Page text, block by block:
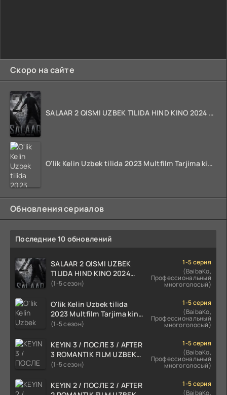
Скоро на сайте
SALAAR 2 QISMI UZBEK TILIDA HIND KINO 2024 TARJIMA 720p HD Skachat
O'lik Kelin Uzbek tilida 2023 Multfilm Tarjima kino skachat
Обновления сериалов
Последние 10 обновлений
SALAAR 2 QISMI UZBEK
TILIDA HIND KINO 2024
TARJIMA 720p HD Skachat
(1-5 сезон)
1-5 серия
(BaibaKo,
Профессиональный
многоголосый)
O'lik Kelin Uzbek tilida
2023 Multfilm Tarjima kino
skachat
(1-5 сезон)
1-5 серия
(BaibaKo,
Профессиональный
многоголосый)
KEYIN 3 / ПОСЛЕ 3 / AFTER
3 ROMANTIK FILM UZBEK
TILIDA 2021 TARJIMA FILM
(1-5 сезон)
1-5 серия
(BaibaKo,
Профессиональный
многоголосый)
KEYIN 2 / ПОСЛЕ 2 / AFTER
1-5 серия
(BaibaKo,